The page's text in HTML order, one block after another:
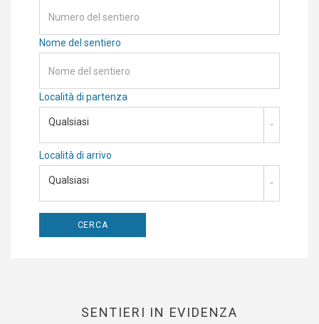
Nome del sentiero
Località di partenza
Qualsiasi
Località di arrivo
Qualsiasi
SENTIERI IN EVIDENZA